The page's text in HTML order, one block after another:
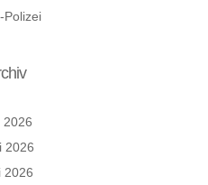
Polizei
2026
2026
2026